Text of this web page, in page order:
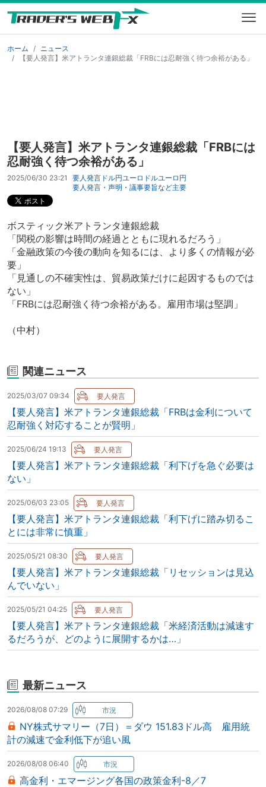
ホーム
ニュース
【要人発言】米アトランタ連銀総裁「FRBには忍耐強く待つ余裕がある」
【要人発言】米アトランタ連銀総裁「FRBには
忍耐強く待つ余裕がある」
2025/06/30 23:21 要人発言 ドル円ユーロドルユーロ円
要人発言・声明・議事要旨など主要
ボスティック米アトランタ連銀総裁
「関税の影響は時間の経過とともに現れるだろう」
「金融政策の今後の動向を知るには、より多くの情報が必
要」
「見通しの不確実性は、貿易政策だけに起因するものでは
ない」
「FRBには忍耐強く待つ余裕がある。雇用市場は堅調」
（中村）
関連ニュース
2025/03/07 09:34
【要人発言】米アトランタ連銀総裁「FRBは金利について
忍耐強く対応することが賢明」
2025/06/24 19:13
【要人発言】米アトランタ連銀総裁「利下げを急ぐ必要は
ない」
2025/06/03 23:05
【要人発言】米アトランタ連銀総裁「利下げに踏み切るこ
とには非常に慎重」
2025/05/21 08:30
【要人発言】米アトランタ連銀総裁「リセッションは見込
んでいない」
2025/05/21 04:25
【要人発言】米アトランタ連銀総裁「米経済活動は減速す
るだろうが、どのように展開するかは…」
最新ニュース
2026/08/08 07:29
NY株式サマリー（7日）＝ダウ 151.83ドル高 雇用統
計の減速で金利低下が追い風
2026/08/08 06:40
高金利・エマージング各国の政策金利-8／7